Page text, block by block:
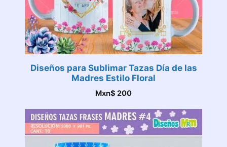
Diseños para Sublimar Tazas Día de las
Madres Estilo Floral
Mxn$ 200